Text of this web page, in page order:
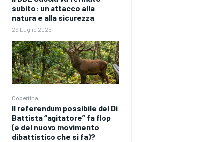
subito: un attacco alla
natura e alla sicurezza
29 Luglio 2026
Copertina
Il referendum possibile del Di
Battista “agitatore” fa flop
(e del nuovo movimento
dibattistico che si fa)?